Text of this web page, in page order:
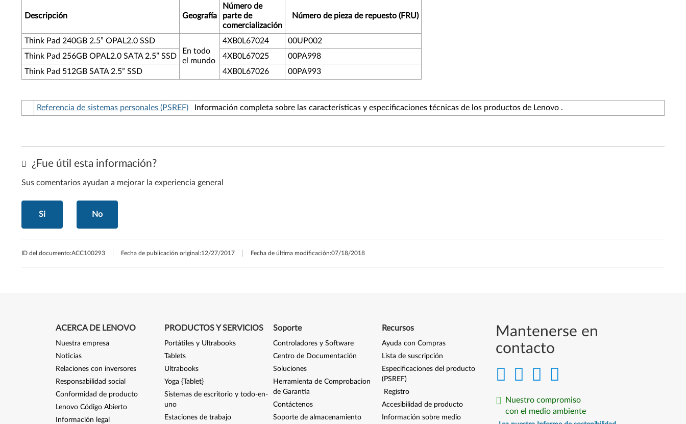
Descripción Geografía
Número de
parte de
comercialización
Número de pieza de repuesto (FRU)
Think Pad 240GB 2.5” OPAL2.0 SSD
En todo
el mundo
4XB0L67024
00UP002
Think Pad 256GB OPAL2.0 SATA 2.5” SSD
4XB0L67025
00PA998
Think Pad 512GB SATA 2.5” SSD
4XB0L67026 00PA993
Referencia de sistemas personales (PSREF) Información completa sobre las características y especificaciones técnicas de los productos de Lenovo .
¿Fue útil esta información?
Sus comentarios ayudan a mejorar la experiencia general
Si No
ID del documento:ACC100293 Fecha de publicación original:12/27/2017 Fecha de última modificación:07/18/2018
Mantenerse en
contacto
Nuestro compromiso
con el medio ambiente
ACERCA DE LENOVO
Nuestra empresa
Noticias
Relaciones con inversores
Responsabilidad social
Conformidad de producto
Lenovo Código Abierto
Información legal
PRODUCTOS Y SERVICIOS
Portátiles y Ultrabooks
Tablets
Ultrabooks
Yoga {Tablet}
Sistemas de escritorio y todo-en-
uno
Estaciones de trabajo
Soporte
Controladores y Software
Centro de Documentación
Soluciones
Herramienta de Comprobacion
de Garantía
Contáctenos
Soporte de almacenamiento
Recursos
Ayuda con Compras
Lista de suscripción
Especificaciones del producto
(PSREF)
Registro
Accesibilidad de producto
Información sobre medio